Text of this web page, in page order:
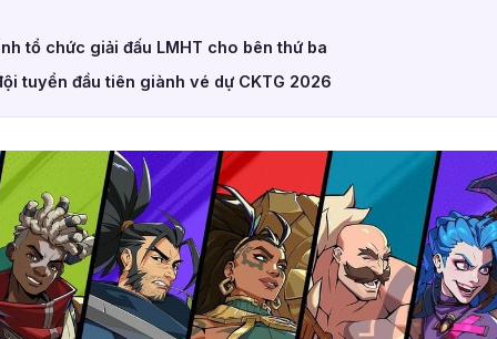
tổ chức giải đấu LMHT cho bên thứ ba
tuyển đầu tiên giành vé dự CKTG 2026